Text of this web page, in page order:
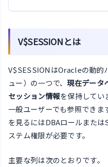
V$SESSIONとは
V$SESSIONはOracleの動的
ュー）の一つで、現在データ
セッション情報を保持してい
一般ユーザーでも参照でき
を見るにはDBAロールまたは
ステム権限が必要です。
主要な列は次のとおりです。